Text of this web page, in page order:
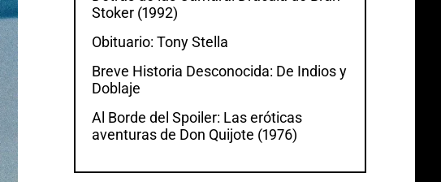
Stoker (1992)
Obituario: Tony Stella
Breve Historia Desconocida: De Indios y
Doblaje
Al Borde del Spoiler: Las eróticas
aventuras de Don Quijote (1976)